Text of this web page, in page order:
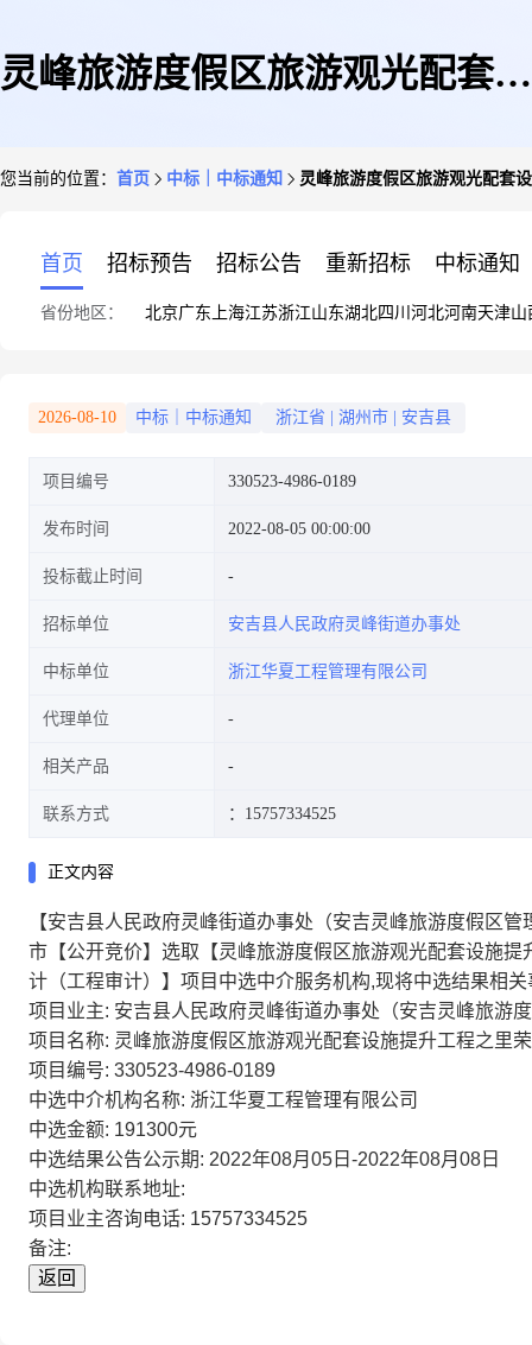
灵峰旅游度假区旅游观光配套设
审计
您当前的位置： 首页 中标｜中标通知 灵峰旅游度假区旅游观光配套
首页 招标预告 招标公告 重新招标 中标通知
省份地区： 北京广东 上海江苏浙江山东湖北四川 河北河南天津山
2026-08-10 中标｜中标通知 浙江省 湖州市 安吉县
项目编号 330523-4986-0189
发布时间 2022-08-05 00:00:00
投标截止时间
招标单位 安吉县人民政府灵峰街道办事处
中标单位 浙江华夏工程管理有限公司
代理单位
相关产品
联系方式 ：15757334525
正文内容
【安吉县人民政府灵峰街道办事处（安吉灵峰旅游度假区
市【公开竞价】选取【灵峰旅游度假区旅游观光配套设施
计（工程审计）】项目中选中介服务机构,现将中选结果相
项目业主: 安吉县人民政府灵峰街道办事处（安吉灵峰旅游
项目名称: 灵峰旅游度假区旅游观光配套设施提升工程之里
项目编号: 330523-4986-0189
中选中介机构名称: 浙江华夏工程管理有限公司
中选金额: 191300元
中选结果公告公示期: 2022年08月05日-2022年08月08日
中选机构联系地址:
项目业主咨询电话: 15757334525
备注:
返回